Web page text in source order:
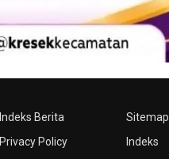
Indeks Berita
Privacy Policy
Sitemap
Indeks